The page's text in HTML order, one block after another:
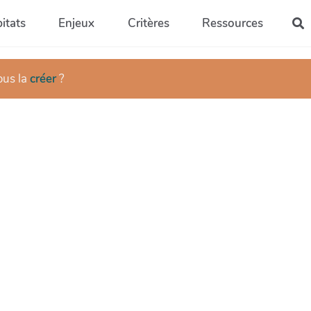
Enjeux Critères Ressources
la créer?